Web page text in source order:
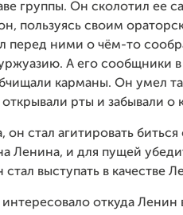
группы. Он сколотил ее
пользуясь своим
перед ними о чём-то
А его сообщники
карманы. Он умел
рты и забывали о
он стал агитировать
Ленина, и для пущей
стал выступать в качестве
откуда Ленин